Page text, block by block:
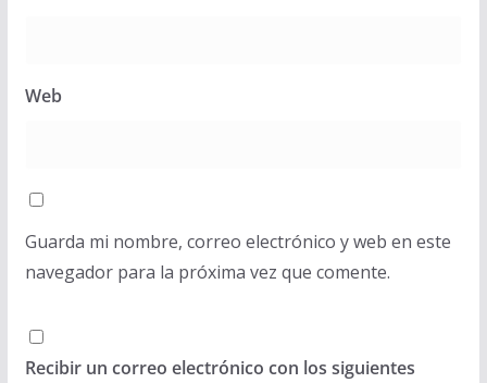
Web
Guarda mi nombre, correo electrónico y web en este
navegador para la próxima vez que comente.
Recibir un correo electrónico con los siguientes